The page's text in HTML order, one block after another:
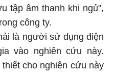
tập âm thanh khi ngủ",
công ty.
là người sử dụng điện
vào nghiên cứu này.
cho nghiên cứu này